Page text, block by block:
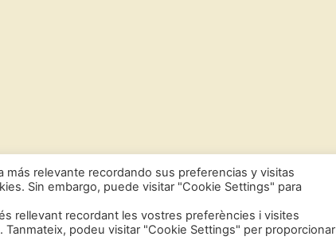
relevante recordando sus preferencias y visitas
Sin embargo, puede visitar "Cookie Settings" para
rellevant recordant les vostres preferències i visites
podeu visitar "Cookie Settings" per proporcionar